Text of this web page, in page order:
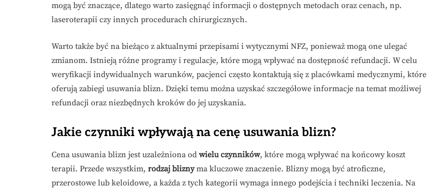
mogą być znaczące, dlatego warto zasięgnąć informacji o dostępnych metodach oraz cenach, np.
laseroterapii czy innych procedurach chirurgicznych.
Warto także być na bieżąco z aktualnymi przepisami i wytycznymi NFZ, ponieważ mogą one ulegać
zmianom. Istnieją różne programy i regulacje, które mogą wpływać na dostępność refundacji. W celu
weryfikacji indywidualnych warunków, pacjenci często kontaktują się z placówkami medycznymi, które
oferują zabiegi usuwania blizn. Dzięki temu można uzyskać szczegółowe informacje na temat możliwej
refundacji oraz niezbędnych kroków do jej uzyskania.
Jakie czynniki wpływają na cenę usuwania blizn?
Cena usuwania blizn jest uzależniona od wielu czynników, które mogą wpływać na końcowy koszt
terapii. Przede wszystkim, rodzaj bliznyma kluczowe znaczenie. Blizny mogą być atroficzne,
przerostowe lub keloidowe, a każda z tych kategorii wymaga innego podejścia i techniki leczenia. Na